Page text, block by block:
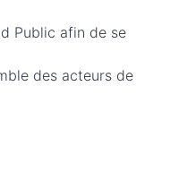
Public afin de se
des acteurs de